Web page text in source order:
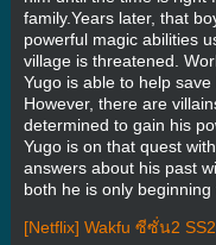
family.Years later, that
powerful magic abilities
village is threatened.
Yugo is able to help
However, there are
determined to gain his
Yugo is on that quest
answers about his past
both he is only beginning
[Netflix] Wakfu ซีซั่น2